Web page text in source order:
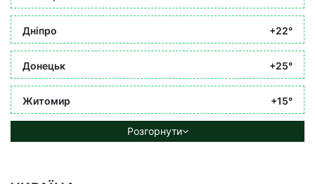
Дніпро +22°
Донецьк +25°
Житомир +15°
Розгорнути